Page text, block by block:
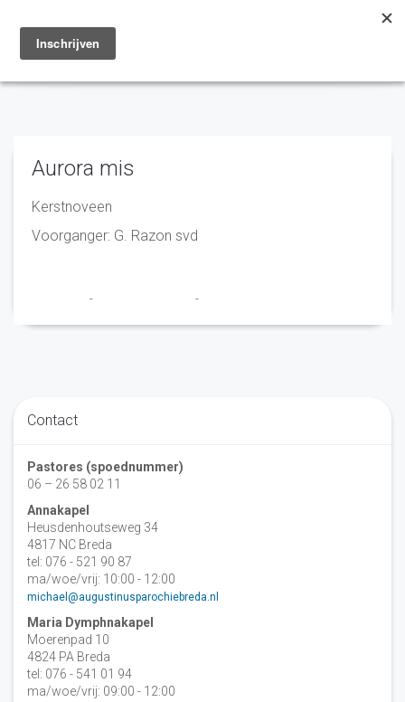
Toggle
navigation
Aurora mis
Kerstnoveen
Voorganger: G. Razon svd
- -
Contact
Pastores (spoednummer)
06 – 26 58 02 11
Annakapel
Heusdenhoutseweg 34
4817 NC Breda
tel: 076 - 521 90 87
ma/woe/vrij: 10:00 - 12:00
michael@augustinusparochiebreda.nl
Maria Dymphnakapel
Moerenpad 10
4824 PA Breda
tel: 076 - 541 01 94
ma/woe/vrij: 09:00 - 12:00